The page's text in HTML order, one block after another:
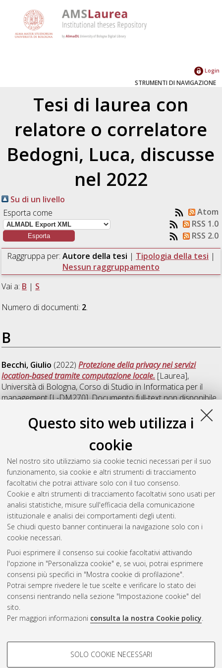
Questo sito web utilizza i
cookie
Nel nostro sito utilizziamo sia cookie tecnici necessari per il suo
funzionamento, sia cookie e altri strumenti di tracciamento
facoltativi che potrai attivare solo con il tuo consenso.
Cookie e altri strumenti di tracciamento facoltativi sono usati per
analisi statistiche, misure sull'efficacia della comunicazione
istituzionale e analisi dei comportamenti degli utenti.
Se chiudi questo banner continuerai la navigazione solo con i
cookie necessari.
Puoi esprimere il consenso sui cookie facoltativi attivando
l'opzione in "Personalizza cookie" e, se vuoi, potrai esprimere
consensi più specifici in "Mostra cookie di profilazione".
Potrai sempre rivedere le tue scelte e verificare lo stato dei
consensi rientrando nella sezione "Impostazione cookie" del
sito.
Per maggiori informazioni consulta la nostra Cookie policy.
COOKIE DI PROFILAZIONE -
SOLO COOKIE NECESSARI
Login
STRUMENTI DI NAVIGAZIONE
Tesi di laurea con
relatore o correlatore
Bedogni, Luca, discusse
nel 2022
Su di un livello
Esporta come
Atom
RSS 1.0
RSS 2.0
Raggruppa per: Autore della tesi | Tipologia della tesi |
Nessun raggruppamento
Vai a: B | S
Numero di documenti: 2.
B
Becchi, Giulio (2022)Protezione della privacy nei servizi
location-based tramite computazione locale. [Laurea],
Università di Bologna, Corso di Studio in Informatica per il
management [L-DM270], Documento full-text non disponibile
utilizzo dello smartphone alla guida tramite Object Detection e
Machine Learning.[Laurea], Università di Bologna, Corso di
Studio inInformatica [L-DM270] , Documento full-text non
disponibile
Questa lista e' stata generata ilFri Aug 7 07:50:18 2026 CEST
Atom
Rss 1.0
Rss 2.0
AMS Laurea
Impostazioni Cookie
Informativa sulla privacy